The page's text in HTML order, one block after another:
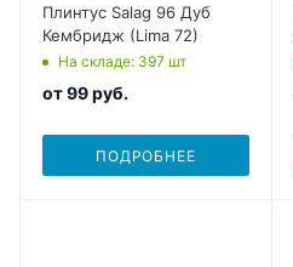
Плинтус Salag 96 Дуб
Кембридж (Lima 72)
На складе: 397 шт
от99 руб.
ПОДРОБНЕЕ